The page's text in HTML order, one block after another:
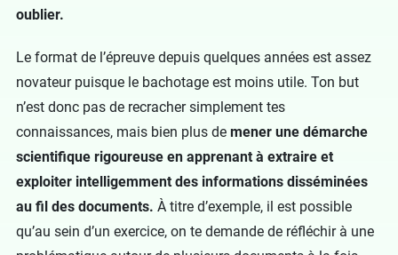
oublier.
Le format de l’épreuve depuis quelques années est assez
novateur puisque le bachotage est moins utile. Ton but
n’est donc pas de recracher simplement tes
connaissances, mais bien plus de mener une démarche
scientifique rigoureuse en apprenant à extraire et
exploiter intelligemment des informations disséminées
au fil des documents. À titre d’exemple, il est possible
qu’au sein d’un exercice, on te demande de réfléchir à une